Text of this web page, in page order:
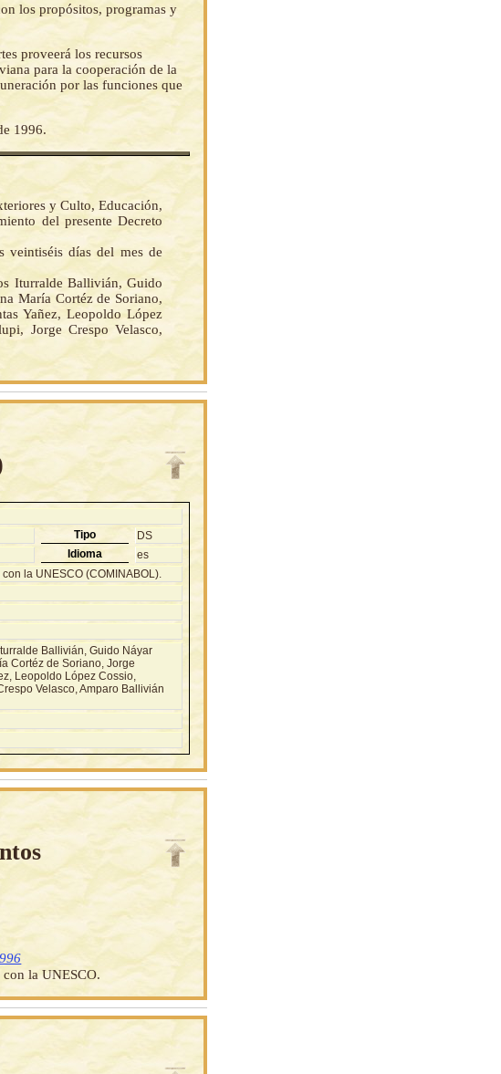
los propósitos, programas y
proveerá los recursos
para la cooperación de la
por las funciones que
1996.
y Culto, Educación,
del presente Decreto
veintiséis días del mes de
Iturralde Ballivián, Guido
María Cortéz de Soriano,
Yañez, Leopoldo López
Jorge Crespo Velasco,
Tipo
DS
Idioma
es
la UNESCO (COMINABOL).
Ballivián, Guido Náyar
Cortéz de Soriano, Jorge
Leopoldo López Cossio,
Velasco, Amparo Ballivián
la UNESCO.